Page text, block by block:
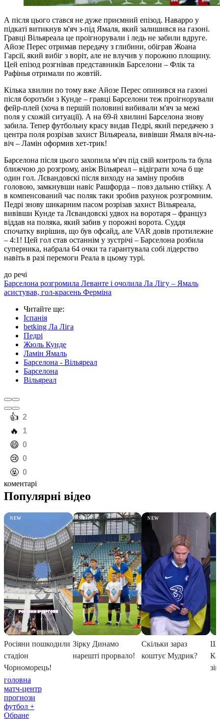
А після цього стався не дуже приємний епізод. Наварро у
підкаті витикнув м'яч з-під Ямаля, який залишився на газоні.
Гравці Вільяреала це проігнорували і ледь не забили вдруге.
Айозе Перес отримав передачу з глибини, обіграв Жоана
Гарсії, який вибіг з воріт, але не влучив у порожню площину.
Цей епізод розгнівав представників Барселони – Флік та
Рафінья отримали по жовтій.
Кілька хвилин по тому вже Айозе Перес опинився на газоні
після боротьби з Кунде – гравці Барселони теж проігнорували
фейр-плей (хоча в першій половині вибивали м'яч за межі
поля у схожій ситуації). А на 69-й хвилині Барселона знову
забила. Тепер футбольну красу видав Педрі, який передачею з
центра поля розрізав захист Вільяреала, вивівши Ямаля віч-на-
віч – Ламін оформив хет-трик!
Барселона після цього захопила м'яч під свій контроль та була
ближчою до розгрому, аніж Вільяреал – відіграти хоча б ще
один гол. Лєвандовскі після виходу на заміну пробив
головою, замкнувши навіс Рашфорда – повз дальню стійку. А
в компенсований час поляк таки зробив рахунок розгромним.
Педрі знову шикарним пасом розрізав захист Вільяреала,
вивівши Кунде та Лєвандовскі удвох на воротаря – француз
віддав на поляка, який забив у порожні ворота. Суддя
спочатку вирішив, що був офсайд, але VAR довів протилежне
– 4:1! Цей гол став останнім у зустрічі – Барселона розбила
суперника, набрала 64 очки та гарантувала собі лідерство
навіть в разі перемоги Реала в цьому турі.
до речі
Барселона розгромила Леванте і очолила Ла Лігу – Ямаль
асистував, гол-красень Ферміна
Читайте ще:
Іспанія
betking Ла Ліга
Педрі
Жюль Кунде
Ламін Ямаль
Барселона - Вільяреал
Барселона
Вільяреал
️👍 2
️🔥 1
️😄 0
️😢 0
️🤬 0
коментарі
головна
матч-центр
прогнози
футбол +
Обране